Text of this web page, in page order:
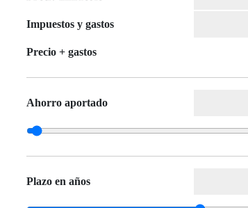
Impuestos y gastos
Precio + gastos
Ahorro aportado
Plazo en años